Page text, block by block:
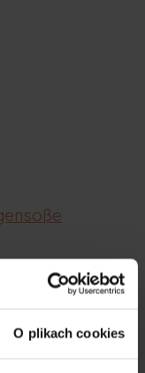
O plikach cookies